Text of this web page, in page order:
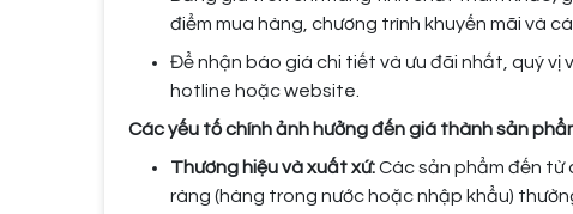
điểm mua hàng, chương trình khuyến mãi và
Để nhận báo giá chi tiết và ưu đãi nhất, quý vị
hotline hoặc website.
Các yếu tố chính ảnh hưởng đến giá thành sản
Thương hiệu và xuất xứ:Các sản phẩm đến từ
ràng (hàng trong nước hoặc nhập khẩu)